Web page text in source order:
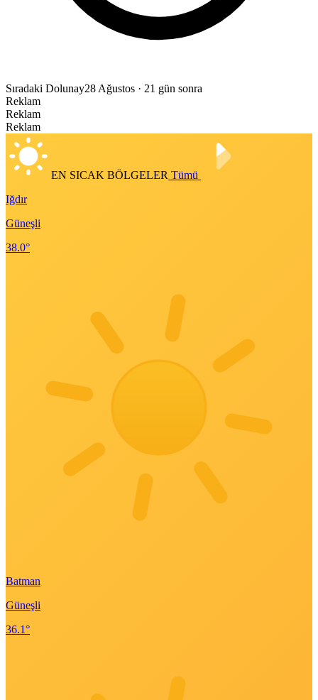
Sıradaki Dolunay28 Ağustos · 21 gün sonra
Reklam
Reklam
Reklam
EN SICAK BÖLGELER Tümü
Iğdır
Güneşli
38.0°
Batman
Güneşli
36.1°